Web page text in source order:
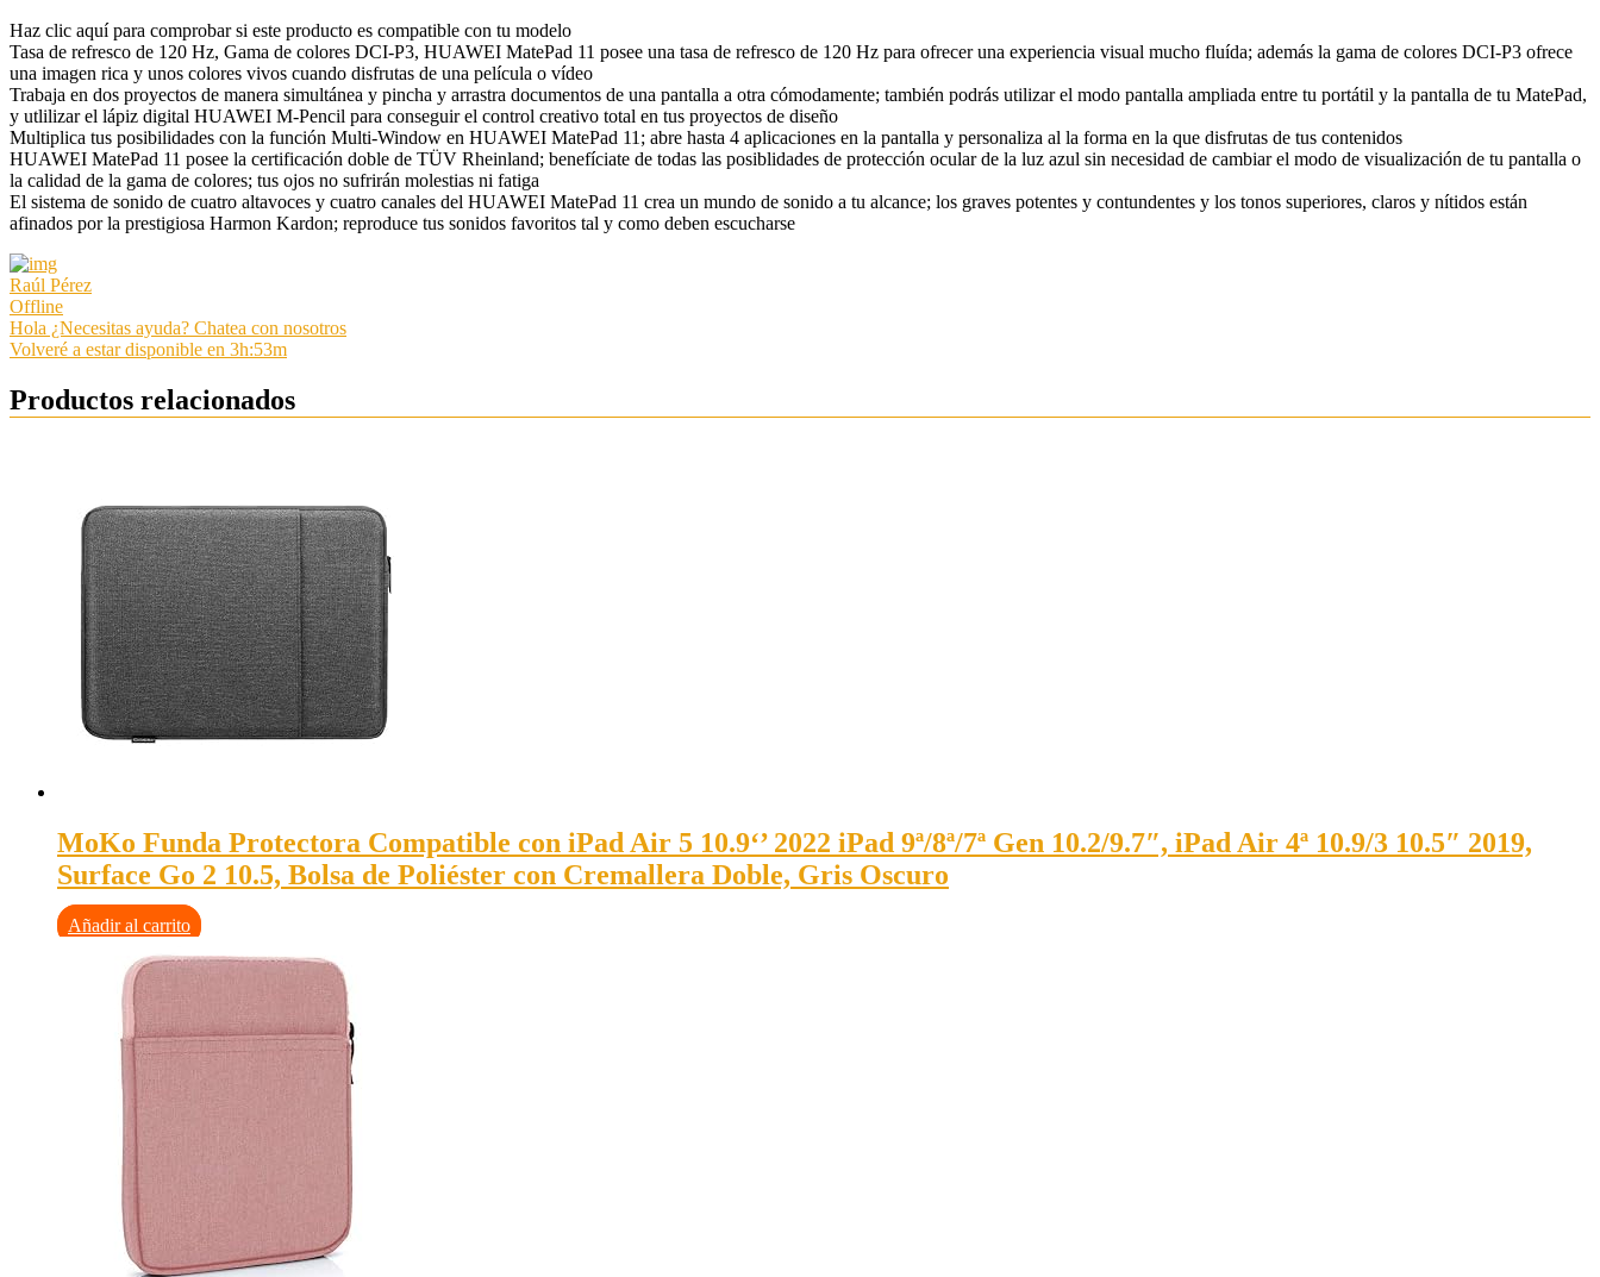
Haz clic aquí para comprobar si este producto es compatible con tu modelo
Tasa de refresco de 120 Hz, Gama de colores DCI-P3, HUAWEI MatePad 11 posee una tasa de refresco de 120 Hz para ofrecer una experiencia visual mucho fluída; además la gama de colores DCI-P3 ofrece
una imagen rica y unos colores vivos cuando disfrutas de una película o vídeo
Trabaja en dos proyectos de manera simultánea y pincha y arrastra documentos de una pantalla a otra cómodamente; también podrás utilizar el modo pantalla ampliada entre tu portátil y la pantalla de tu MatePad,
y utlilizar el lápiz digital HUAWEI M-Pencil para conseguir el control creativo total en tus proyectos de diseño
Multiplica tus posibilidades con la función Multi-Window en HUAWEI MatePad 11; abre hasta 4 aplicaciones en la pantalla y personaliza al la forma en la que disfrutas de tus contenidos
HUAWEI MatePad 11 posee la certificación doble de TÜV Rheinland; benefíciate de todas las posiblidades de protección ocular de la luz azul sin necesidad de cambiar el modo de visualización de tu pantalla o
la calidad de la gama de colores; tus ojos no sufrirán molestias ni fatiga
El sistema de sonido de cuatro altavoces y cuatro canales del HUAWEI MatePad 11 crea un mundo de sonido a tu alcance; los graves potentes y contundentes y los tonos superiores, claros y nítidos están
afinados por la prestigiosa Harmon Kardon; reproduce tus sonidos favoritos tal y como deben escucharse
Raúl Pérez
Offline
Hola ¿Necesitas ayuda? Chatea con nosotros
Volveré a estar disponible en 3h:53m
Productos relacionados
MoKo Funda Protectora Compatible con iPad Air 5 10.9‘’ 2022 iPad 9ª/8ª/7ª Gen 10.2/9.7″, iPad Air 4ª 10.9/3 10.5″ 2019,
Surface Go 2 10.5, Bolsa de Poliéster con Cremallera Doble, Gris Oscuro
Añadir al carrito